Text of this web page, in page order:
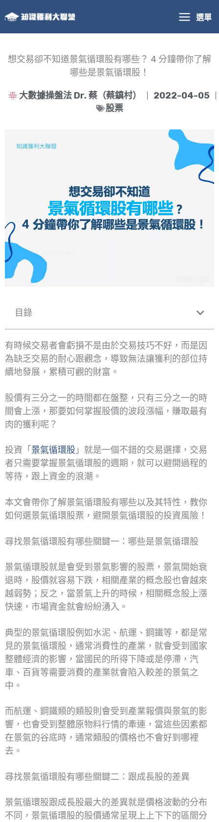
至
主
選單
想交易卻不知道景氣循環股有哪些？ 4 分鐘帶你了解
哪些是景氣循環股！
大數據操盤法 Dr. 蔡（蔡鎮村）
2022-04-05
股票
目錄
有時候交易者會虧損不是由於交易技巧不好，而是因
為缺乏交易的耐心跟觀念，導致無法讓獲利的部位持
續地發展，累積可觀的財富。
股價有三分之一的時間都在盤整，只有三分之一的時
間會上漲，那要如何掌握股價的波段漲幅，賺取最有
肉的獲利呢？
投資「 景氣循環股」就是一個不錯的交易選擇，交易
者只需要掌握景氣循環股的週期，就可以避開過程的
等待，跟上資金的浪潮。
本文會帶你了解景氣循環股有哪些以及其特性，教你
如何選景氣循環股票，避開景氣循環股的投資風險！
尋找景氣循環股有哪些關鍵一：哪些是景氣循環股
景氣循環股就是會受到景氣影響的股票，景氣開始衰
退時，股價就容易下跌，相關產業的概念股也會越來
越弱勢；反之，當景氣上升的時候，相關概念股上漲
快速，市場資金就會紛紛湧入。
典型的景氣循環股例如水泥、航運、鋼鐵等，都是常
見的景氣循環股，通常消費性的產業，就會受到國家
整體經濟的影響，當國民的所得下降或是停滯，汽
車、百貨等需要消費的產業就會陷入較差的景氣之
中。
而航運、鋼鐵類的類股則會受到產業報價與景氣的影
響，也會受到整體原物料行情的牽連，當這些因素都
在景氣的谷底時，通常類股的價格也不會好到哪裡
去。
尋找景氣循環股有哪些關鍵二：跟成長股的差異
景氣循環股跟成長股最大的差異就是價格波動的分布
不同，景氣循環股的股價通常呈現上上下下的區間分